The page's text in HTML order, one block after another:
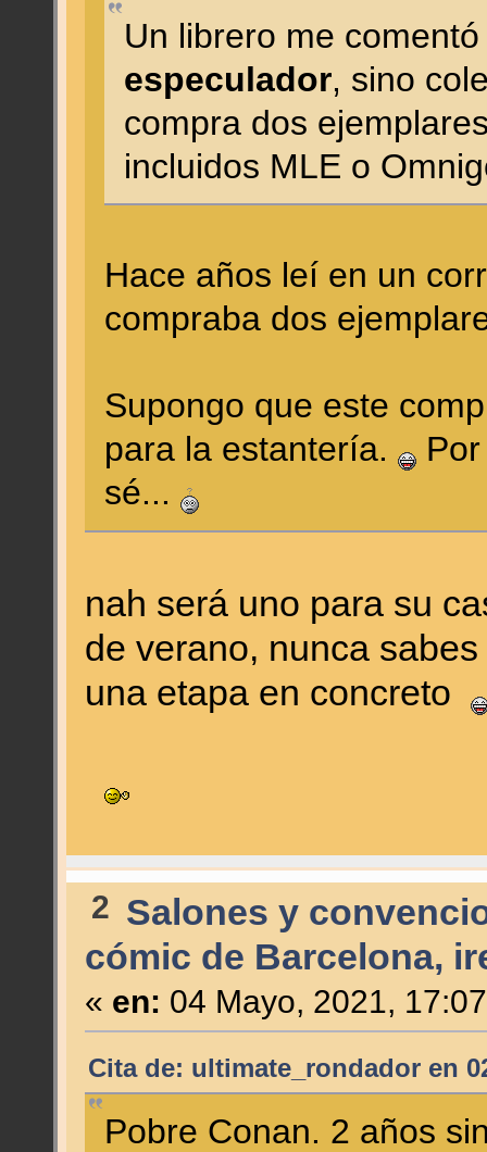
Un librero me
especulador, sino
compra dos
incluidos MLE o
Hace años leí en un
compraba dos
Supongo que este
para la estantería.
Por
sé...
nah será uno para su
de verano, nunca
una etapa en concreto
2 Salones y
cómic de Barcelona,
« en: 04 Mayo, 2021,
Cita de: ultimate_rondador en
Pobre Conan. 2 años